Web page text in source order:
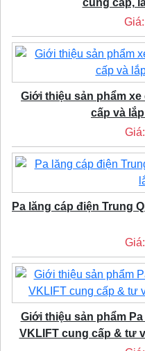
Giá:
Giới thiệu sản phẩm
cấp và
Giá:
Pa lăng cáp điện Trung
Giá:
Giới thiệu sản phẩm
VKLIFT cung cấp & tư